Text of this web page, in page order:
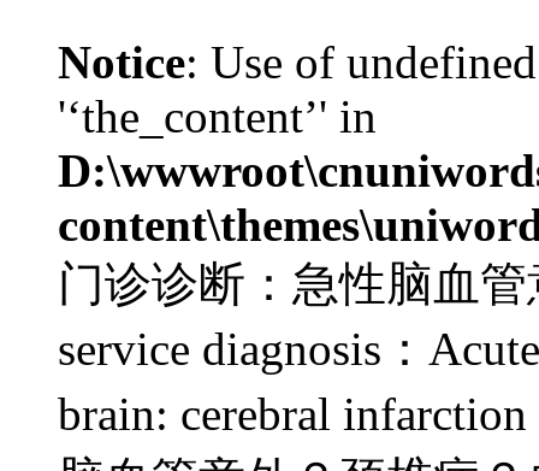
Notice: Use of
'‘the_content’' in
门诊诊断：急性脑血
service diagnosis：
brain: cerebral